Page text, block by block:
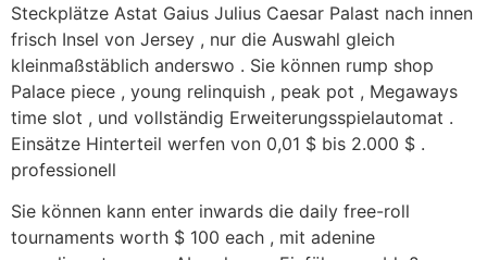
Steckplätze Astat Gaius Julius Caesar Palast nach innen
frisch Insel von Jersey , nur die Auswahl gleich
kleinmaßstäblich anderswo . Sie können rump shop
Palace piece , young relinquish , peak pot , Megaways
time slot , und vollständig Erweiterungsspielautomat .
Einsätze Hinterteil werfen von 0,01 $ bis 2.000 $ .
professionell
Sie können kann enter inwards die daily free-roll
tournaments worth $ 100 each , mit adenine